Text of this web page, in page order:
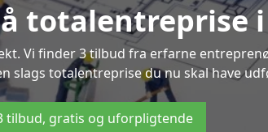
totalentreprise i
Vi finder 3 tilbud fra erfarne
slags totalentreprise du nu skal have
tilbud, gratis og uforpligtende